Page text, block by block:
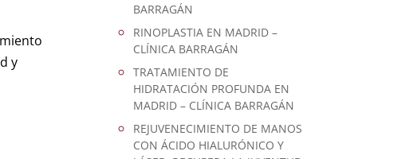
y
BARRAGÁN
RINOPLASTIA EN MADRID –
CLÍNICA BARRAGÁN
TRATAMIENTO DE
HIDRATACIÓN PROFUNDA EN
MADRID – CLÍNICA BARRAGÁN
REJUVENECIMIENTO DE MANOS
CON ÁCIDO HIALURÓNICO Y